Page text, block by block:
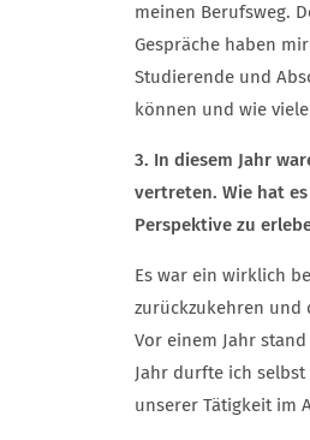
meinen Berufsweg.
Gespräche haben
Studierende und
können und wie
3. In diesem Jahr
vertreten. Wie hat
Perspektive zu
Es war ein wirklich
zurückzukehren und
Vor einem Jahr
Jahr durfte ich
unserer Tätigkeit im